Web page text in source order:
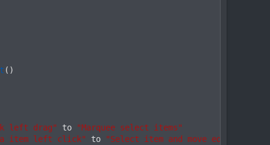
( )
left drag" to
"Marquee select items"
item left click" to
"Select item and move edit cursor"